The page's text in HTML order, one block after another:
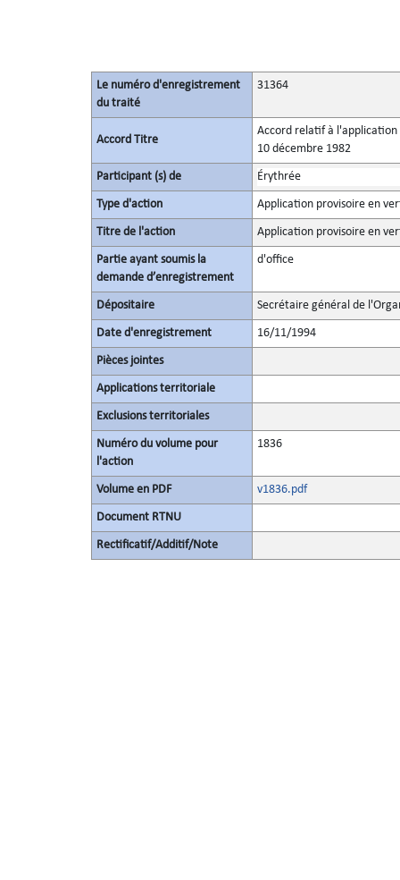
Le numéro d'enregistrement
du traité
31364
Accord Titre
Accord relatif à l'application
10 décembre 1982
Participant (s) de Érythrée
Type d'action Application provisoire en
Titre de l'action Application provisoire en
Partie ayant soumis la
demande d’enregistrement
d'office
Dépositaire Secrétaire général de
Date d'enregistrement 16/11/1994
Pièces jointes
Applications territoriale
Exclusions territoriales
Numéro du volume pour
l'action
1836
Volume en PDF v1836.pdf
Document RTNU
Rectificatif/Additif/Note